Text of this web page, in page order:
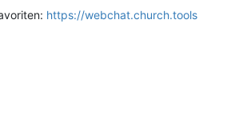
https://webchat.church.tools